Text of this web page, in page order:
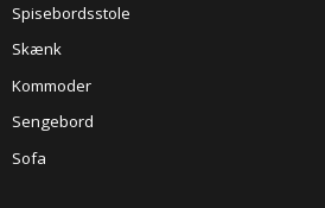
Spisebordsstole
Skænk
Kommoder
Sengebord
Sofa